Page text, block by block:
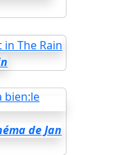
de Jan